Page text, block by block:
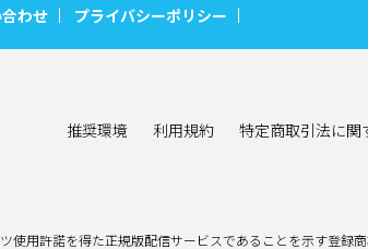
わせ プライバシーポリシー
用許諾を得た正規版配信サービスであることを示す登録
推奨環境 利用規約 特定商取引法に関